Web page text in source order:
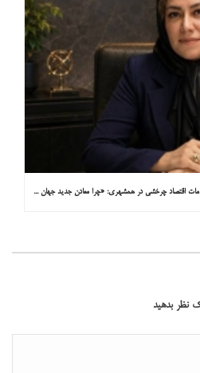
یادداشت ویژه هفته محیط‌زیست دبیر انجمن خدمات اقتصاد چرخشی در همشهری: «چرا معادن جدید جهان زیر زمین نیستند؟»
نظر بدهید